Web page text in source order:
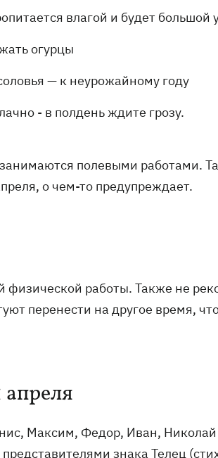
влагой и будет большой
огурцы
— к неурожайному году
- в полдень ждите грозу.
полевыми работами.
о чем-то предупреждает.
физической работы. Также не
перенести на другое время,
Максим, Федор, Иван,
знака Телец